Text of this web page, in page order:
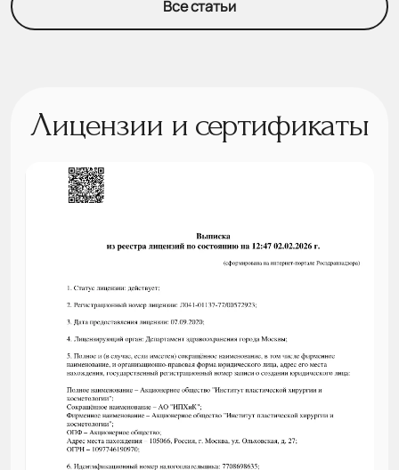
Все статьи
Лицензии и сертификаты